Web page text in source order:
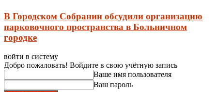
В Городском Собрании обсудили организацию
парковочного пространства в Больничном
городке
войти в систему
Добро пожаловать! Войдите в свою учётную запись
Ваше имя пользователя
Ваш пароль